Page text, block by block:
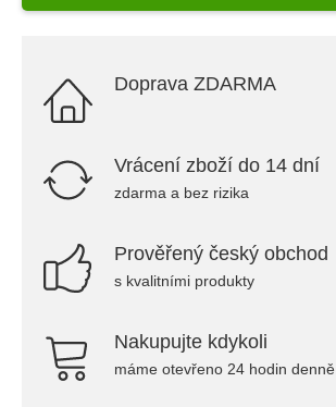
Doprava ZDARMA
Vrácení zboží do 14 dní
zdarma a bez rizika
Prověřený český obchod
s kvalitními produkty
Nakupujte kdykoli
máme otevřeno 24 hodin denně